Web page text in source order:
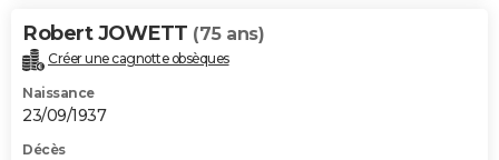
Robert JOWETT (75 ans)
Créer une cagnotte obsèques
Naissance
23/09/1937
Décès